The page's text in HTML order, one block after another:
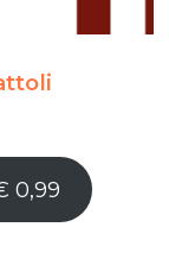
0,99